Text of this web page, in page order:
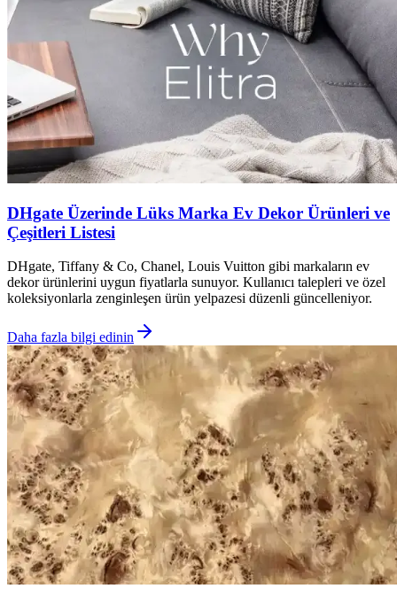
DHgate Üzerinde Lüks Marka Ev Dekor Ürünleri ve
Çeşitleri Listesi
DHgate, Tiffany & Co, Chanel, Louis Vuitton gibi markaların ev
dekor ürünlerini uygun fiyatlarla sunuyor. Kullanıcı talepleri ve özel
koleksiyonlarla zenginleşen ürün yelpazesi düzenli güncelleniyor.
Daha fazla bilgi edinin